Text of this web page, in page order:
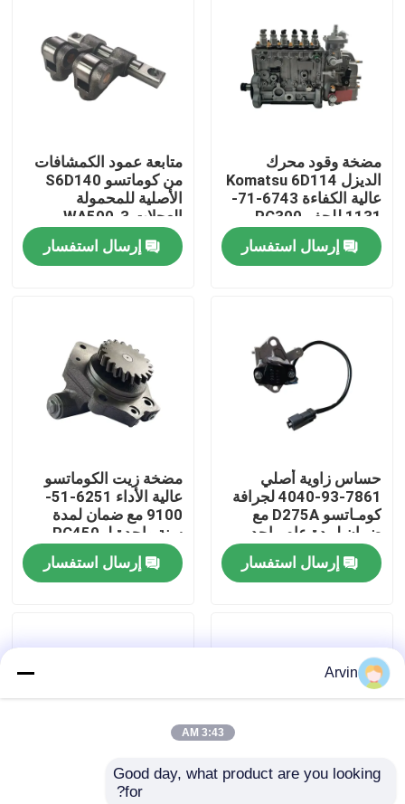
المنتجات
حول بنا
ضبط الجودة
اتصل بنا
طلب اقتباس
مضخة وقود محرك
الديزل Komatsu 6D114
عالية الكفاءة 6743-71-
1131 للحفر PC300
إرسال استفسار
متابعة عمود الكمشافات
من كوماتسو S6D140
الأصلية للمحمولة
العجلات WA500-3
إرسال استفسار
حساس زاوية أصلي
7861-93-4040 لجرافة
كومـاتسو D275A مع
ضمان لمدة عام واحد
إرسال استفسار
مضخة زيت الكوماتسو
عالية الأداء 6251-51-
9100 مع ضمان لمدة
سنة واحدة لـ PC450
PC400
إرسال استفسار
أجزاء طرّاحات صلبة
Arvin
3:43 AM
Good day, what product are you looking
for?